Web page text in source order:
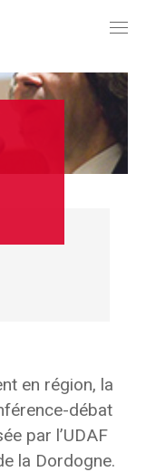
en région, la
débat
par l’UDAF
la Dordogne.